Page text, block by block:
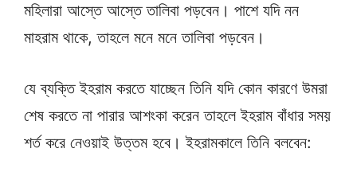
মহিলারা আস্তে আস্তে তালিবা পড়বেন। পাশে যদি নন
মাহরাম থাকে, তাহলে মনে মনে তালিবা পড়বেন।
যে ব্যক্তি ইহরাম করতে যাচ্ছেন তিনি যদি কোন কারণে উমরা
শেষ করতে না পারার আশংকা করেন তাহলে ইহরাম বাঁধার সময়
শর্ত করে নেওয়াই উত্তম হবে। ইহরামকালে তিনি বলবেন: